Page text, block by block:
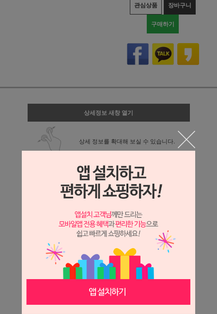
관심상품 장바구니
구매하기
상세정보 새창 열기
상세 정보를 확대해 보실 수 있습니다.